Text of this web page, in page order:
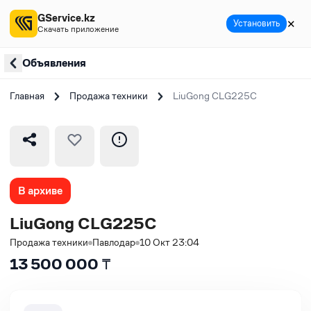
Объявления
Главная Продажа техники LiuGong CLG225C
В архиве
LiuGong CLG225C
Продажа техники Павлодар 10 Окт 23:04
13 500 000 ₸
GService.kz
Скачать приложение Установить ✕